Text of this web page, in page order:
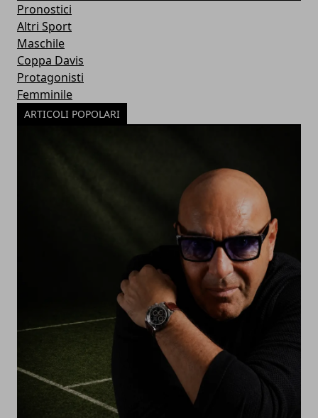
Pronostici
Altri Sport
Maschile
Coppa Davis
Protagonisti
Femminile
ARTICOLI POPOLARI